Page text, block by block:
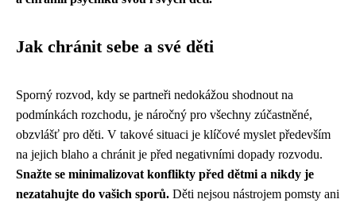
Jak chránit sebe a své děti
Sporný rozvod, kdy se partneři nedokážou shodnout na
podmínkách rozchodu, je náročný pro všechny zúčastněné,
obzvlášť pro děti. V takové situaci je klíčové myslet především
na jejich blaho a chránit je před negativními dopady rozvodu.
Snažte se minimalizovat konflikty před dětmi a nikdy je
nezatahujte do vašich sporů. Děti nejsou nástrojem pomsty ani